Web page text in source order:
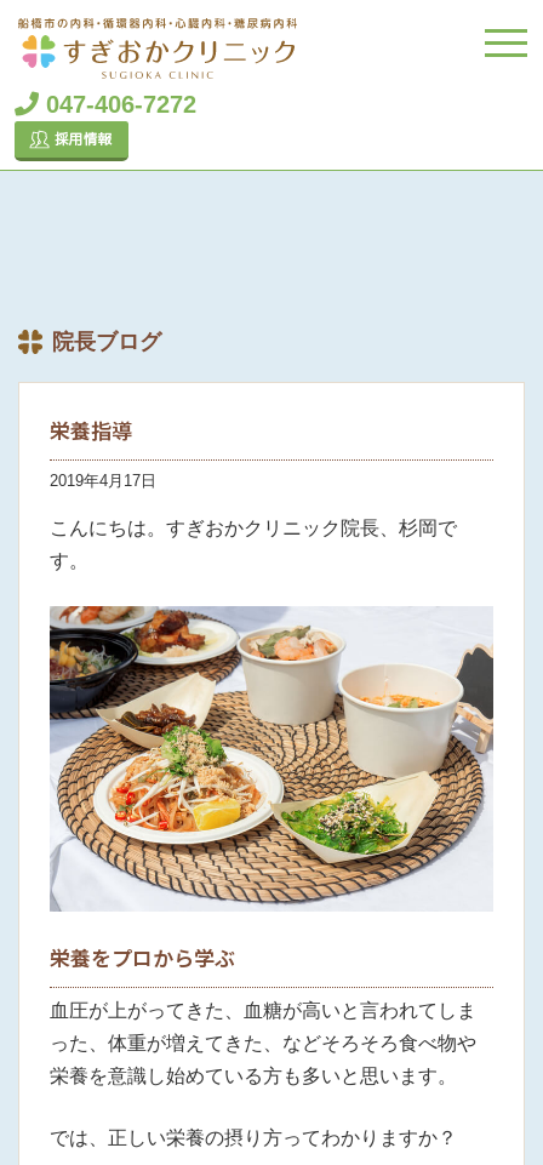
047-406-7272
院長ブログ
栄養指導
2019年4月17日
こんにちは。すぎおかクリニック院長、杉岡で
す。
栄養をプロから学ぶ
血圧が上がってきた、血糖が高いと言われてしま
った、体重が増えてきた、などそろそろ食べ物や
栄養を意識し始めている方も多いと思います。
では、正しい栄養の摂り方ってわかりますか？